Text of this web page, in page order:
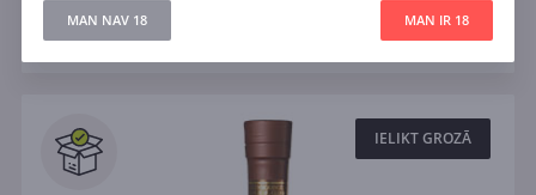
Filtri ATJAUNOT
Visi IELIKT GROZĀ
MAN NAV 18 MAN IR 18